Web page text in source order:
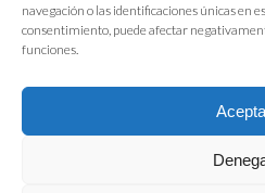
navegación o las identificaciones únicas en
consentimiento, puede afectar
funciones.